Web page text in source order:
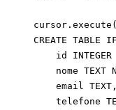
CREATE TABLE
id INTEGER
nome TEXT
        email TEXT,
telefone